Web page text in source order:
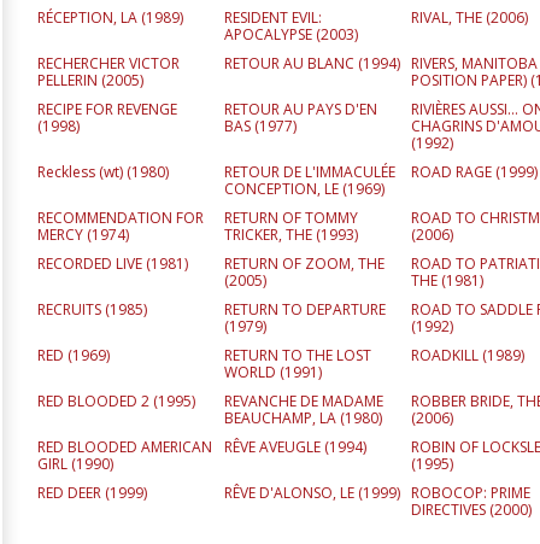
RÉCEPTION, LA (1989)
RESIDENT EVIL:
APOCALYPSE (2003)
RIVAL, THE (2006)
RECHERCHER VICTOR
PELLERIN (2005)
RETOUR AU BLANC (1994) RIVERS,
POSITION PAPER) (
RECIPE FOR REVENGE
(1998)
RETOUR AU PAYS D'EN
BAS (1977)
RIVIÈRES AUSSI...
CHAGRINS
(1992)
Reckless (wt) (1980)
RETOUR DE L'IMMACULÉE
CONCEPTION, LE (1969)
ROAD RAGE (1999)
RECOMMENDATION FOR
MERCY (1974)
RETURN OF TOMMY
TRICKER, THE (1993)
ROAD TO
(2006)
RECORDED LIVE (1981)
RETURN OF ZOOM, THE
(2005)
ROAD TO
THE (1981)
RECRUITS (1985)
RETURN TO DEPARTURE
(1979)
ROAD TO SADDLE
(1992)
RED (1969)
RETURN TO THE LOST
WORLD (1991)
ROADKILL (1989)
RED BLOODED 2 (1995)
REVANCHE DE MADAME
BEAUCHAMP, LA (1980)
ROBBER BRIDE,
(2006)
RED BLOODED AMERICAN
GIRL (1990)
RÊVE AVEUGLE (1994)
ROBIN OF
(1995)
RED DEER (1999) RÊVE D'ALONSO, LE (1999) ROBOCOP: PRIME
DIRECTIVES (2000)